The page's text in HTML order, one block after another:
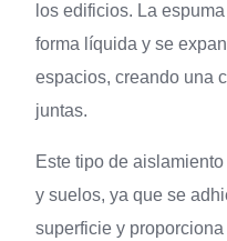
los edificios. La
forma líquida y se
espacios, creando una
juntas.
Este tipo de
y suelos, ya que se
superficie y